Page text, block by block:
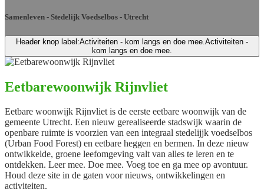
Samenleven - Stedelijk Voedselbos - Utrecht
Header knop label:Activiteiten - kom langs en doe mee. Activiteiten -
kom langs en doe mee.
Eetbarewoonwijk Rijnvliet
Eetbare woonwijk Rijnvliet is de eerste eetbare woonwijk van de
gemeente Utrecht. Een nieuw gerealiseerde stadswijk waarin de
openbare ruimte is voorzien van een integraal stedelijjk voedselbos
(Urban Food Forest) en eetbare heggen en bermen. In deze nieuw
ontwikkelde, groene leefomgeving valt van alles te leren en te
ontdekken. Leer mee. Doe mee. Voeg toe en ga mee op avontuur.
Houd deze site in de gaten voor nieuws, ontwikkelingen en
activiteiten.